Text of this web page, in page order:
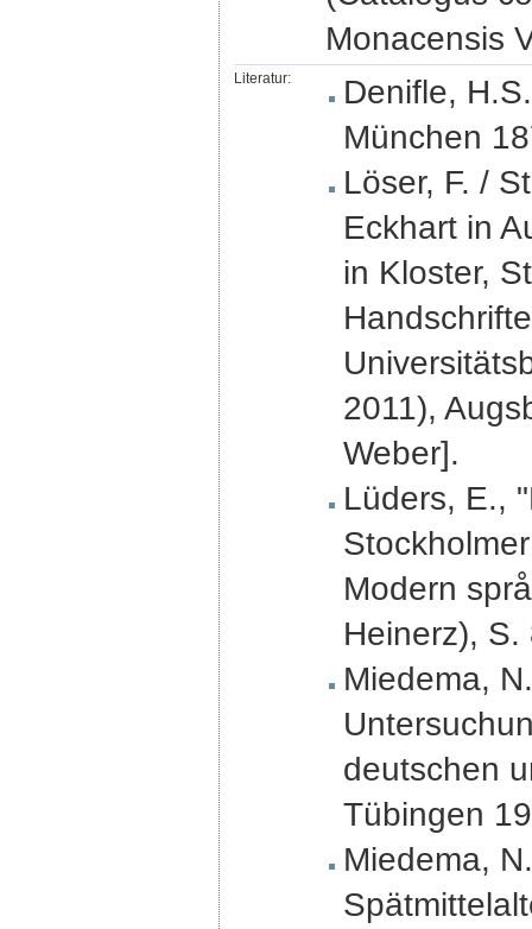
Monacensis
Literatur:
Denifle,
München
Löser, F. /
Eckhart in
in Kloster,
2011),
Weber].
Lüders, E.,
Modern
Heinerz),
Miedema,
deutschen
Tübingen
Miedema,